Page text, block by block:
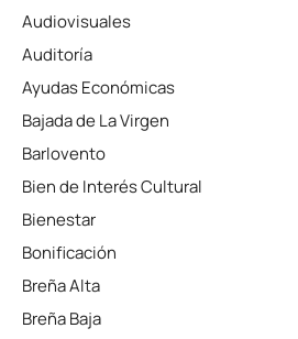
Audiovisuales
Auditoría
Ayudas Económicas
Bajada de La Virgen
Barlovento
Bien de Interés Cultural
Bienestar
Bonificación
Breña Alta
Breña Baja